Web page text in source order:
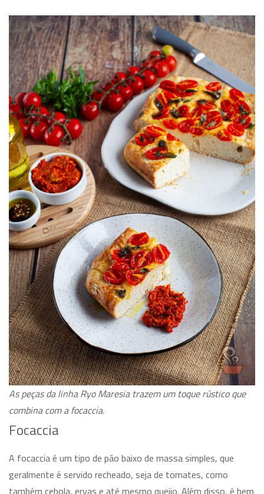
As peças da linha Ryo Maresia trazem um toque rústico que
combina com a focaccia.
Focaccia
A focaccia é um tipo de pão baixo de massa simples, que
geralmente é servido recheado, seja de tomates, como
também cebola, ervas e até mesmo queijo. Além disso, é bem